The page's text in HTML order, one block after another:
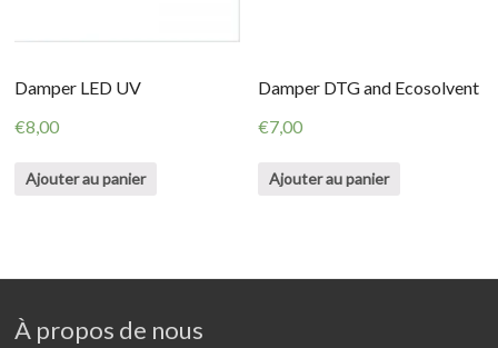
Damper LED UV
€8,00
Ajouter au panier
Damper DTG and Ecosolvent
€7,00
Ajouter au panier
À propos de nous